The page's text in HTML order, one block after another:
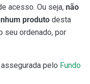
acesso. Ou seja, não
produto desta
seu ordenado, por
pelo Fundo